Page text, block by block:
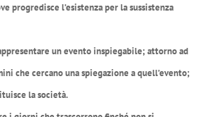
progredisce l’esistenza per la sussistenza
un evento inspiegabile; attorno ad
che cercano una spiegazione a quell’evento;
la società.